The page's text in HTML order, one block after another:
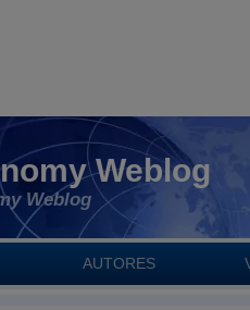
Weblog
Weblog
AUTORES